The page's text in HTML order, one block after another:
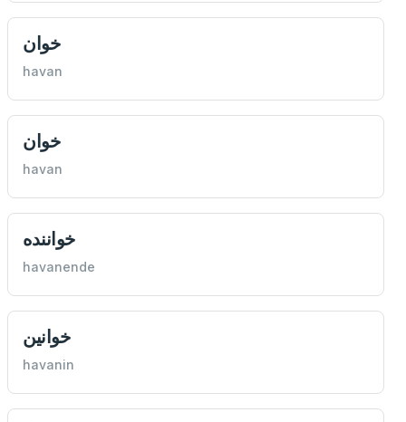
خوان
havan
خوان
havan
خواننده
havanende
خوانين
havanin